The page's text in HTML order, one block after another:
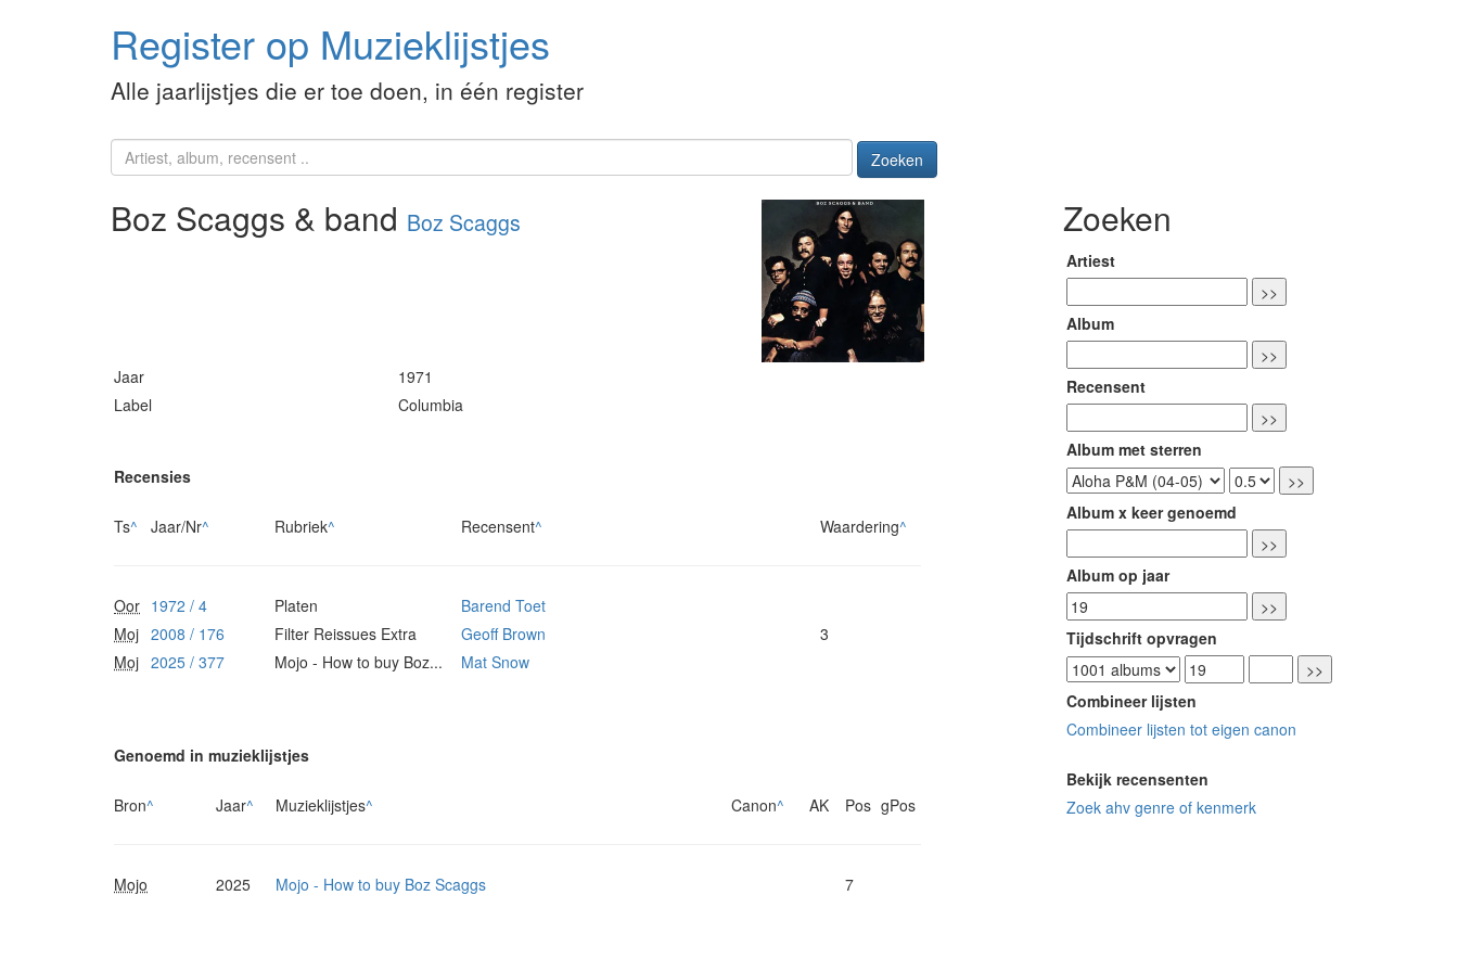
Register op Muzieklijstjes
Alle jaarlijstjes die er toe doen, in één register
Zoeken
Boz Scaggs & band Boz Scaggs
Jaar
1971
Label
Columbia
Recensies
Ts^ Jaar/Nr^ Rubriek^ Recensent^ Waardering^
Oor 1972 / 4 Platen
Barend Toet
Moj 2008 / 176 Filter Reissues Extra Geoff Brown
3
Moj 2025 / 377 Mojo - How to buy Boz... Mat Snow
Genoemd in muzieklijstjes
Bron^ Jaar^ Muzieklijstjes^ Canon^ AK Pos gPos
Mojo 2025 Mojo - How to buy Boz Scaggs 7
Zoeken
Artiest
Album
Recensent
Album met sterren
Album x keer genoemd
Album op jaar
Tijdschrift opvragen
Combineer lijsten
Combineer lijsten tot eigen canon
Bekijk recensenten
Zoek ahv genre of kenmerk